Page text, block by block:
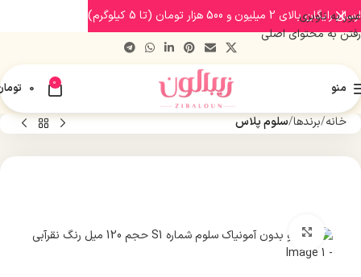
عبور به ناوبری
رفتن به محتوای اصلی
منو 0
0
خانه برندها سلوم پلاس
بزرگنمایی تصویر
ارسال رایگان بالای 2 میلیون و 500 هزار تومان (تا 5 کیلوگرم)